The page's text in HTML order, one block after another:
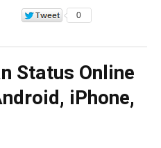
0
Status Online
iPhone,